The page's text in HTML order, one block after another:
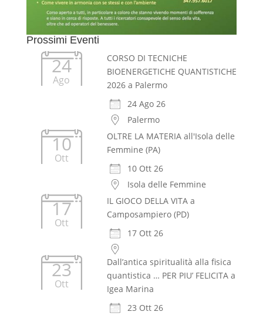
Prossimi Eventi
24
Ago
CORSO DI TECNICHE
BIOENERGETICHE QUANTISTICHE
2026 a Palermo
24 Ago 26
Palermo
10
Ott
OLTRE LA MATERIA all'Isola delle
Femmine (PA)
10 Ott 26
Isola delle Femmine
17
Ott
IL GIOCO DELLA VITA a
Camposampiero (PD)
17 Ott 26
23
Ott
Dall’antica spiritualità alla fisica
quantistica … PER PIU’ FELICITA a
Igea Marina
23 Ott 26